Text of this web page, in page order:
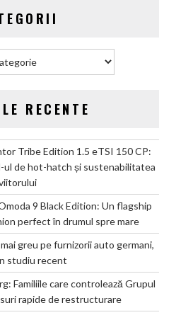
RECENTE
Tribe Edition 1.5 eTSI 150 CP:
ul de hot-hatch și sustenabilitatea
9 Black Edition: Un flagship
perfect în drumul spre mare
greu pe furnizorii auto germani,
studiu recent
Familiile care controlează Grupul
rapide de restructurare